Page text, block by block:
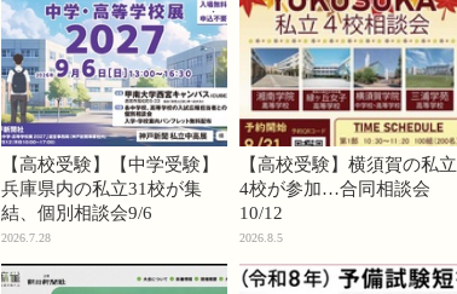
【高校受験】【中学受験】
兵庫県内の私立31校が集
結、個別相談会9/6
2026.7.28
【高校受験】横須賀の私立
4校が参加…合同相談会
10/12
2026.8.5